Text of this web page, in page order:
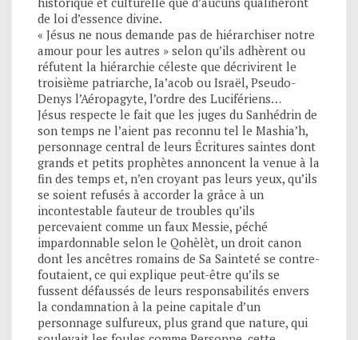
de loi d’essence divine.
« Jésus ne nous demande pas de hiérarchiser notre
amour pour les autres » selon qu’ils adhèrent ou
réfutent la hiérarchie céleste que décrivirent le
troisième patriarche, Ia’acob ou Israël, Pseudo-
Denys l’Aéropagyte, l’ordre des Lucifériens…
Jésus respecte le fait que les juges du Sanhédrin de
son temps ne l’aient pas reconnu tel le Mashia’h,
personnage central de leurs Écritures saintes dont
grands et petits prophètes annoncent la venue à la
fin des temps et, n’en croyant pas leurs yeux, qu’ils
se soient refusés à accorder la grâce à un
incontestable fauteur de troubles qu’ils
percevaient comme un faux Messie, péché
impardonnable selon le Qohèlèt, un droit canon
dont les ancêtres romains de Sa Sainteté se contre-
foutaient, ce qui explique peut-être qu’ils se
fussent défaussés de leurs responsabilités envers
la condamnation à la peine capitale d’un
personnage sulfureux, plus grand que nature, qui